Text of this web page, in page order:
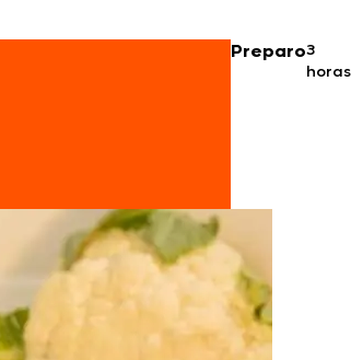
Preparo3
horas